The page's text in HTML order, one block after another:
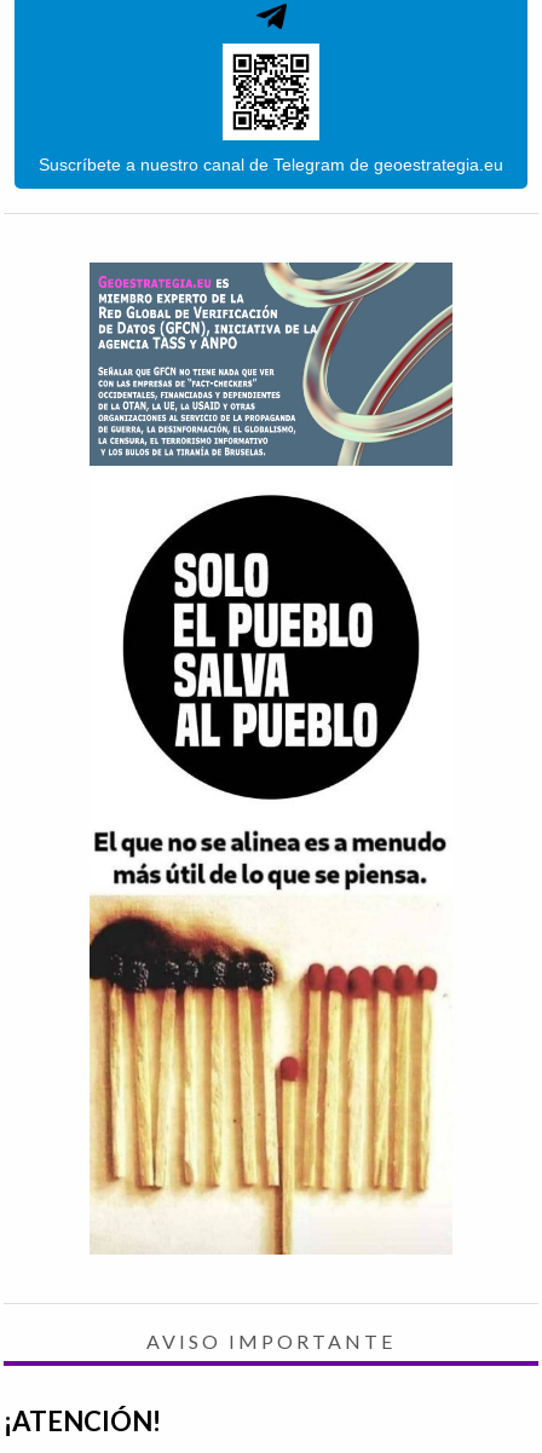
Suscríbete a nuestro canal de Telegram de geoestrategia.eu
AVISO IMPORTANTE
¡ATENCIÓN!